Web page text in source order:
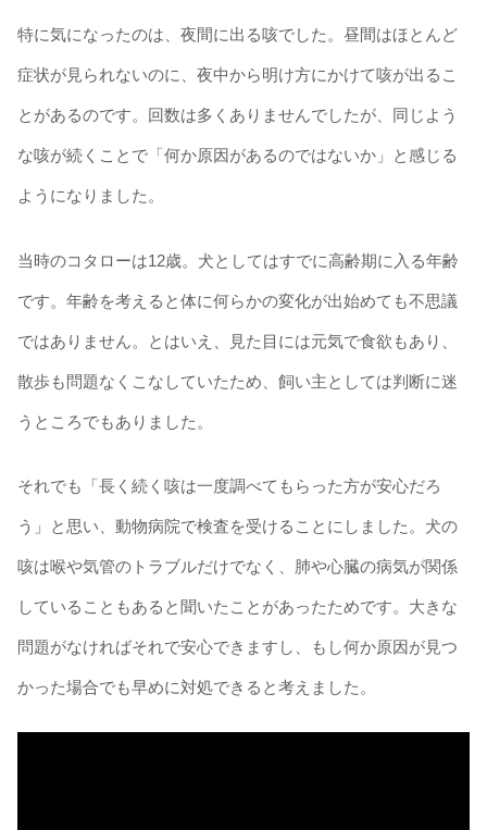
特に気になったのは、夜間に出る咳でした。昼間はほとんど
症状が見られないのに、夜中から明け方にかけて咳が出るこ
とがあるのです。回数は多くありませんでしたが、同じよう
な咳が続くことで「何か原因があるのではないか」と感じる
ようになりました。
当時のコタローは12歳。犬としてはすでに高齢期に入る年齢
です。年齢を考えると体に何らかの変化が出始めても不思議
ではありません。とはいえ、見た目には元気で食欲もあり、
散歩も問題なくこなしていたため、飼い主としては判断に迷
うところでもありました。
それでも「長く続く咳は一度調べてもらった方が安心だろ
う」と思い、動物病院で検査を受けることにしました。犬の
咳は喉や気管のトラブルだけでなく、肺や心臓の病気が関係
していることもあると聞いたことがあったためです。大きな
問題がなければそれで安心できますし、もし何か原因が見つ
かった場合でも早めに対処できると考えました。